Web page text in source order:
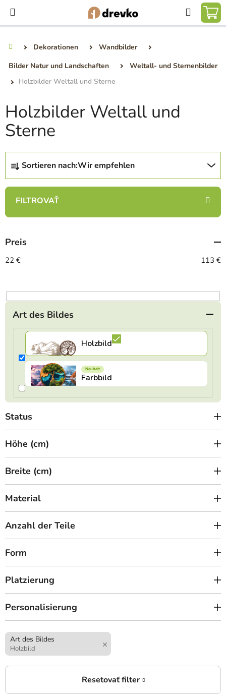
Inhalt
springen
Suchen
Dekorationen
Wandbilder
Bilder Natur und Landschaften
Weltall- und Sternenbilder
Holzbilder Weltall und Sterne
Holzbilder Weltall und
Sterne
P
o
u
t
s
o
t
i
Sortieren nach:Wir empfehlen
Preis
22 € 113 €
Art des Bildes
Status
Höhe (cm)
Breite (cm)
Material
Anzahl der Teile
Form
Platzierung
Personalisierung
Art des Bildes
Holzbild